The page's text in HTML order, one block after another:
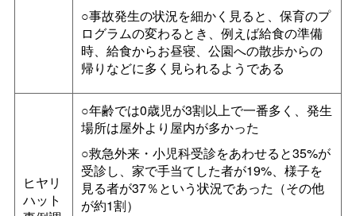
○事故発生の状況を細かく見ると、保育のプ
ログラムの変わるとき、例えば給食の準備
時、給食からお昼寝、公園への散歩からの
帰りなどに多く見られるようである
ヒヤリ
ハット
○年齢では0歳児が3割以上で一番多く、発生
場所は屋外より屋内が多かった
○救急外来・小児科受診をあわせると35%が
受診し、家で手当てした者が19%、様子を
見る者が37％という状況であった（その他
が約1割）